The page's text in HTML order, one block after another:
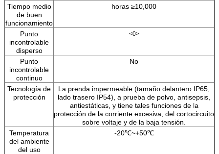
Tiempo medio
de buen
funcionamiento
horas ≥10,000
Punto
incontrolable
disperso
<0>
Punto
incontrolable
continuo
No
Tecnología de
protección
La prenda impermeable (tamaño delantero IP65,
lado trasero IP54), a prueba de polvo, antisepsis,
antiestáticas, y tiene tales funciones de la
protección de la corriente excesiva, del cortocircuito
sobre voltaje y de la baja tensión.
Temperatura
del ambiente
del uso
-20℃~+50℃